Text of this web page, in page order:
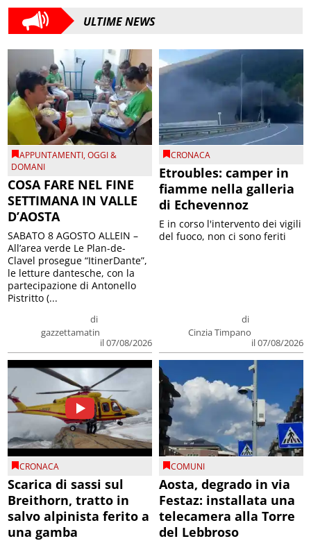
ULTIME NEWS
APPUNTAMENTI,OGGI &
DOMANI
COSA FARE NEL FINE
SETTIMANA IN VALLE
D’AOSTA
di
gazzettamatin
il 07/08/2026
SABATO 8 AGOSTO ALLEIN –
All’area verde Le Plan-de-
Clavel prosegue “ItinerDante”,
le letture dantesche, con la
partecipazione di Antonello
Pistritto (...
CRONACA
Etroubles: camper in
fiamme nella galleria
di Echevennoz
di
Cinzia Timpano
il 07/08/2026
E in corso l'intervento dei vigili
del fuoco, non ci sono feriti
CRONACA
Scarica di sassi sul
Breithorn, tratto in
salvo alpinista ferito a
una gamba
COMUNI
Aosta, degrado in via
Festaz: installata una
telecamera alla Torre
del Lebbroso